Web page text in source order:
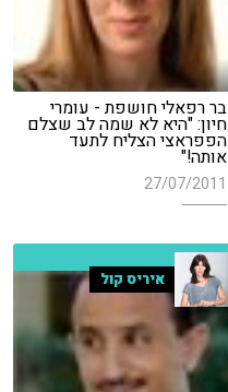
בר רפאלי חושפת - עומרי
חיון: "היא לא שמה לב שצלם
הפפראצי הצליח לתעד
אותה!"
27/07/2011
איריס קול